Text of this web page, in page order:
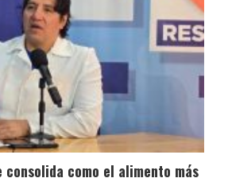
consolida como el alimento más